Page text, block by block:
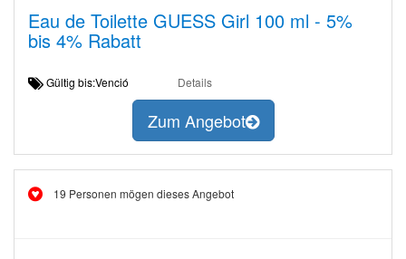
Eau de Toilette GUESS Girl 100 ml - 5%
bis 4% Rabatt
Gültig bis:Venció Details
Zum Angebot
19 Personen mögen dieses Angebot